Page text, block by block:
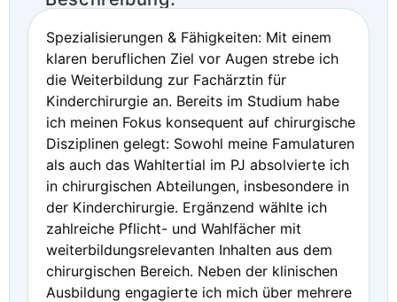
Spezialisierungen & Fähigkeiten: Mit einem
klaren beruflichen Ziel vor Augen strebe ich
die Weiterbildung zur Fachärztin für
Kinderchirurgie an. Bereits im Studium habe
ich meinen Fokus konsequent auf chirurgische
Disziplinen gelegt: Sowohl meine Famulaturen
als auch das Wahltertial im PJ absolvierte ich
in chirurgischen Abteilungen, insbesondere in
der Kinderchirurgie. Ergänzend wählte ich
zahlreiche Pflicht- und Wahlfächer mit
weiterbildungsrelevanten Inhalten aus dem
chirurgischen Bereich. Neben der klinischen
Ausbildung engagierte ich mich über mehrere